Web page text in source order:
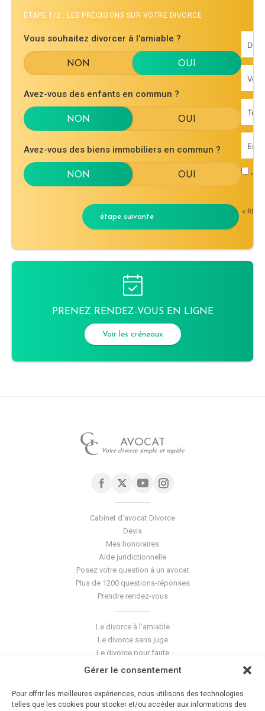
Gérer le consentement
Pour offrir les meilleures expériences, nous utilisons des technologies
telles que les cookies pour stocker et/ou accéder aux informations des
ÉTAPE 1/2 : LES PRÉCISIONS SUR VOTRE DIVORCE
Vous souhaitez divorcer à l'amiable ?
Avez-vous des enfants en commun ?
Avez-vous des biens immobiliers en commun ?
étape suivante <
PRENEZ RENDEZ-VOUS EN LIGNE
Voir les créneaux
AVOCAT
Votre divorce simple et rapide
Cabinet d'avocat Divorce
Devis
Mes honoraires
Aide juridictionnelle
Posez votre question à un avocat
Plus de 1200 questions-réponses
Prendre rendez-vous
Le divorce à l'amiable
Le divorce sans juge
Le divorce pour faute
Le divorce accepté
La séparation de corps
Les violences conjugales